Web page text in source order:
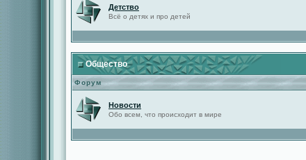
Детство
Всё о детях и про детей
Общество
Форум
Новости
Обо всем, что происходит в мире